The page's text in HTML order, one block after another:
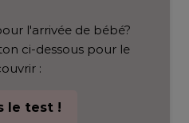
l'arrivée de bébé?
ci-dessous pour le
:
le test !